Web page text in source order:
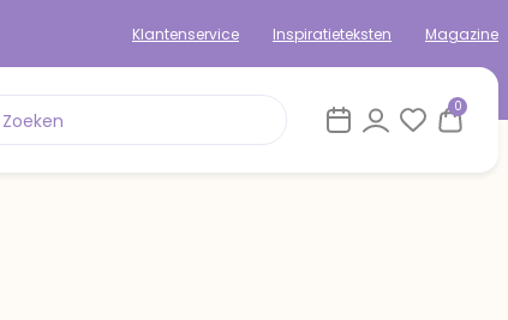
Klantenservice Inspiratieteksten Magazine
0